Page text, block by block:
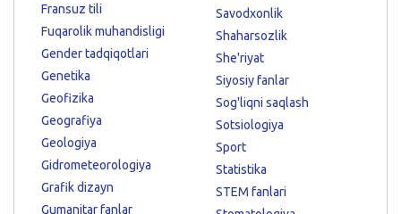
Fransuz tili
Fuqarolik muhandisligi
Gender tadqiqotlari
Genetika
Geofizika
Geografiya
Geologiya
Gidrometeorologiya
Grafik dizayn
Gumanitar fanlar
Savodxonlik
Shaharsozlik
She'riyat
Siyosiy fanlar
Sog'liqni saqlash
Sotsiologiya
Sport
Statistika
STEM fanlari